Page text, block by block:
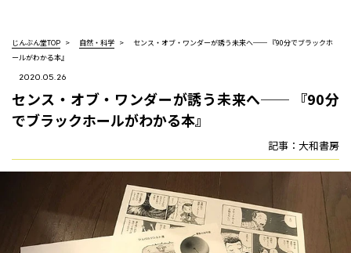
じんぶん堂TOP 自然・科学
センス・オブ・ワンダーが誘う未来へ── 『90分でブラックホ
ールがわかる本』
2020.05.26
センス・オブ・ワンダーが誘う未来へ── 『90分
でブラックホールがわかる本』
記事：大和書房